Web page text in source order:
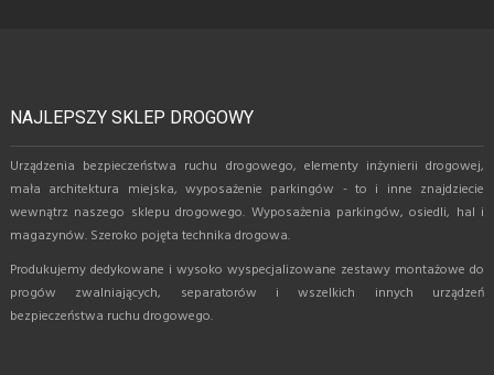
NAJLEPSZY SKLEP DROGOWY
Urządzenia bezpieczeństwa ruchu drogowego, elementy inżynierii drogowej,
mała architektura miejska, wyposażenie parkingów - to i inne znajdziecie
wewnątrz naszego sklepu drogowego. Wyposażenia parkingów, osiedli, hal i
magazynów. Szeroko pojęta technika drogowa.
Produkujemy dedykowane i wysoko wyspecjalizowane zestawy montażowe do
progów zwalniających, separatorów i wszelkich innych urządzeń
bezpieczeństwa ruchu drogowego.